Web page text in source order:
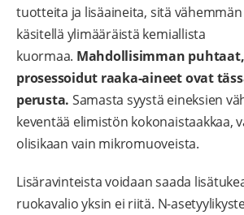
tuotteita ja lisäaineita, sitä
käsitellä ylimääräistä kemiallista
kuormaa. Mahdollisimman
prosessoidut raaka-aineet ovat
perusta. Samasta syystä eineksien
keventää elimistön kokonaistaakkaa,
olisikaan vain mikromuoveista.
Lisäravinteista voidaan saada
ruokavalio yksin ei riitä. N-